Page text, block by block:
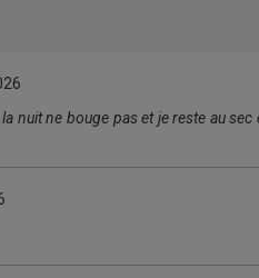
nuit ne bouge pas et je reste au